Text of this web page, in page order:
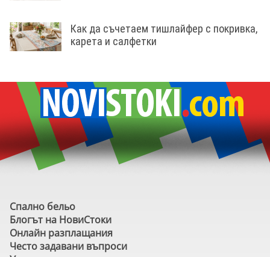
Как да съчетаем тишлайфер с покривка,
карета и салфетки
Спално бельо
Блогът на НовиСтоки
Онлайн разплащания
Често задавани въпроси